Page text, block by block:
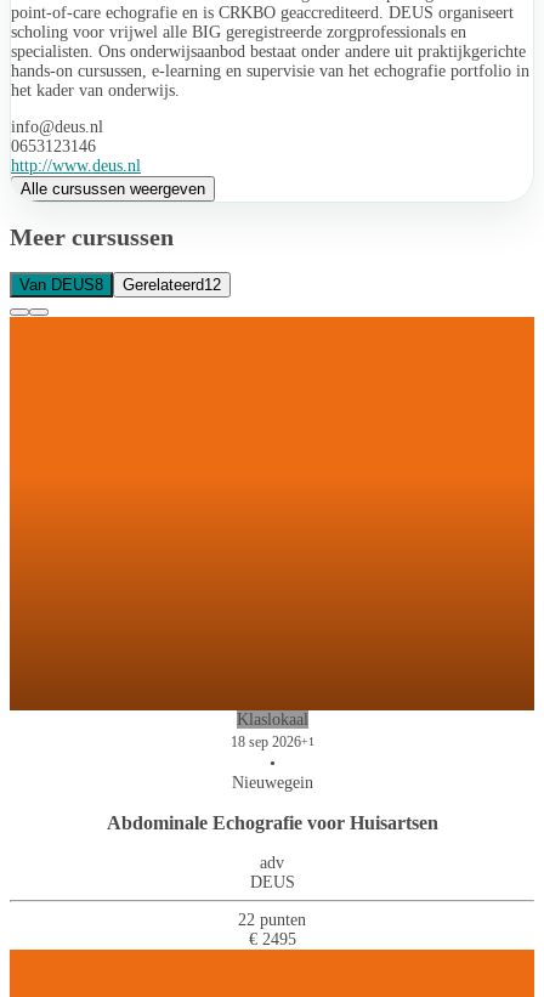
point-of-care echografie en is CRKBO geaccrediteerd. DEUS organiseert
scholing voor vrijwel alle BIG geregistreerde zorgprofessionals en
specialisten. Ons onderwijsaanbod bestaat onder andere uit praktijkgerichte
hands-on cursussen, e-learning en supervisie van het echografie portfolio in
het kader van onderwijs.
info@deus.nl
0653123146
http://www.deus.nl
Alle cursussen weergeven
Meer cursussen
Van DEUS8 Gerelateerd12
Klaslokaal
18 sep 2026+1
•
Nieuwegein
Abdominale Echografie voor Huisartsen
adv
DEUS
22 punten
€ 2495